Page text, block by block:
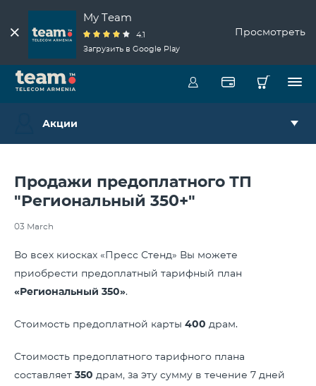
My Team
4.1
Загрузить в Google Play
Просмотреть
Акции
Продажи предоплатного ТП
"Региональный 350+"
03 March
Во всех киосках «Пресс Стенд» Вы можете
приобрести предоплатный тарифный план
«Региональный 350».
Стоимость предоплатной карты 400 драм.
Стоимость предоплатного тарифного плана
составляет 350 драм, за эту сумму в течение 7 дней